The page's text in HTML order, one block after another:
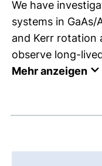
We have
systems in
and Kerr rotation
observe long-
Mehr anzeigen